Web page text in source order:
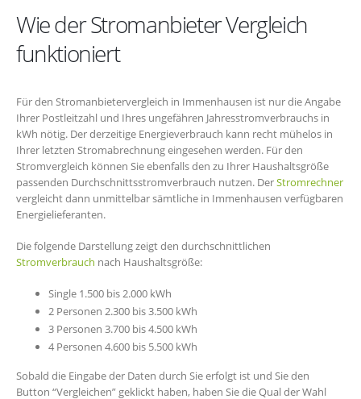
Wie der Stromanbieter Vergleich
funktioniert
Für den Stromanbietervergleich in Immenhausen ist nur die Angabe
Ihrer Postleitzahl und Ihres ungefähren Jahresstromverbrauchs in
kWh nötig. Der derzeitige Energieverbrauch kann recht mühelos in
Ihrer letzten Stromabrechnung eingesehen werden. Für den
Stromvergleich können Sie ebenfalls den zu Ihrer Haushaltsgröße
passenden Durchschnittsstromverbrauch nutzen. DerStromrechner
vergleicht dann unmittelbar sämtliche in Immenhausen verfügbaren
Energielieferanten.
Die folgende Darstellung zeigt den durchschnittlichen
Stromverbrauch nach Haushaltsgröße:
Single 1.500 bis 2.000 kWh
2 Personen 2.300 bis 3.500 kWh
3 Personen 3.700 bis 4.500 kWh
4 Personen 4.600 bis 5.500 kWh
Sobald die Eingabe der Daten durch Sie erfolgt ist und Sie den
Button “Vergleichen” geklickt haben, haben Sie die Qual der Wahl